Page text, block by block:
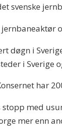
svenske
døgn i
i Sverige
har
med
mer enn